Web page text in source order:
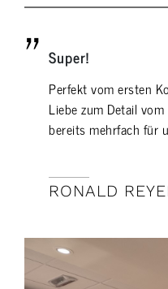
Super!
Perfekt vom ersten
Liebe zum Detail
bereits mehrfach für
RONALD